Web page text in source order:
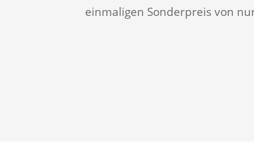
einmaligen Sonderpreis von